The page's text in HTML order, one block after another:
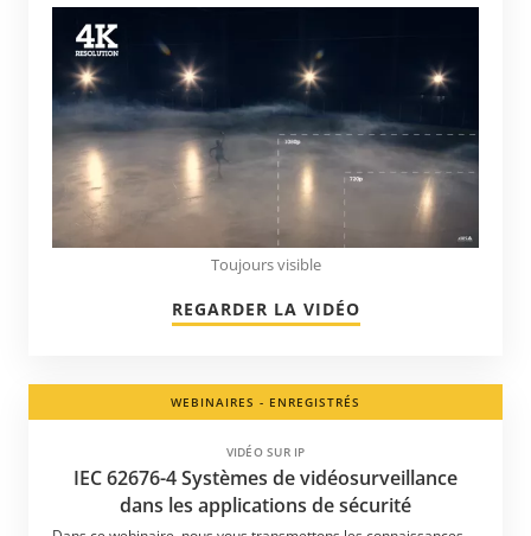
Toujours visible
REGARDER LA VIDÉO
WEBINAIRES - ENREGISTRÉS
VIDÉO SUR IP
IEC 62676-4 Systèmes de vidéosurveillance
dans les applications de sécurité